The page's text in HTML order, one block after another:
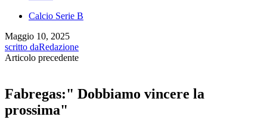
Calcio Serie B
Maggio 10, 2025
scritto daRedazione
Articolo precedente
Fabregas:" Dobbiamo vincere la
prossima"